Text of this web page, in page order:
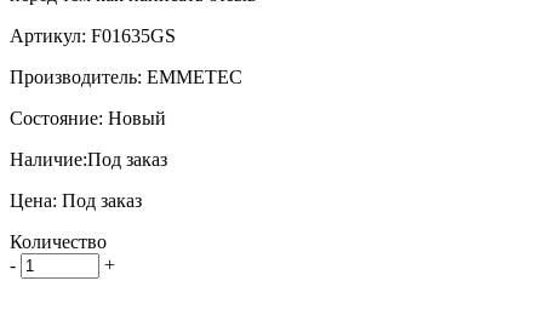
Артикул: F01635GS
Производитель: EMMETEC
Состояние: Новый
Наличие:Под заказ
Цена: Под заказ
Количество
-
+